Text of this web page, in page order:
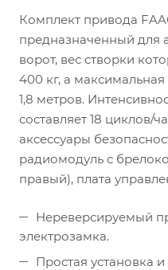
Комплект привода
предназначенный для
ворот, вес створки
400 кг, а
1,8 метров.
составляет 18 циклов/
аксессуары
радиомодуль с
правый), плата
Нереверсируемый
электрозамка.
Простая установка